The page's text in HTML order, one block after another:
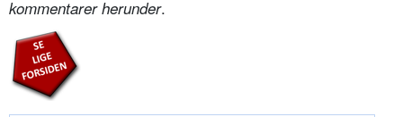
kommentarer herunder.